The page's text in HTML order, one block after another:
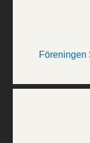
Föreningen